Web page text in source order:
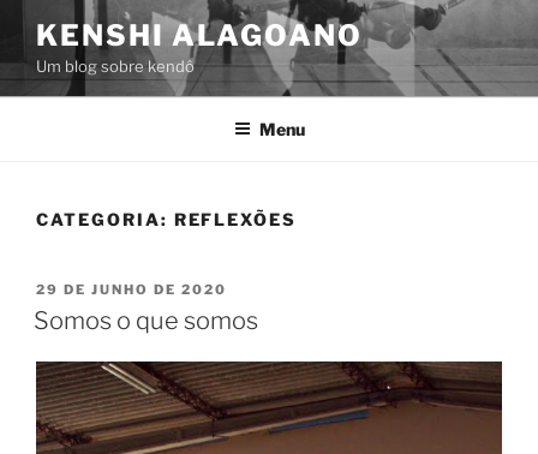
conteúdo
KENSHI ALAGOANO
Um blog sobre kendô
Menu
CATEGORIA: REFLEXÕES
PUBLICADO
EM
29 DE JUNHO DE 2020
Somos o que somos